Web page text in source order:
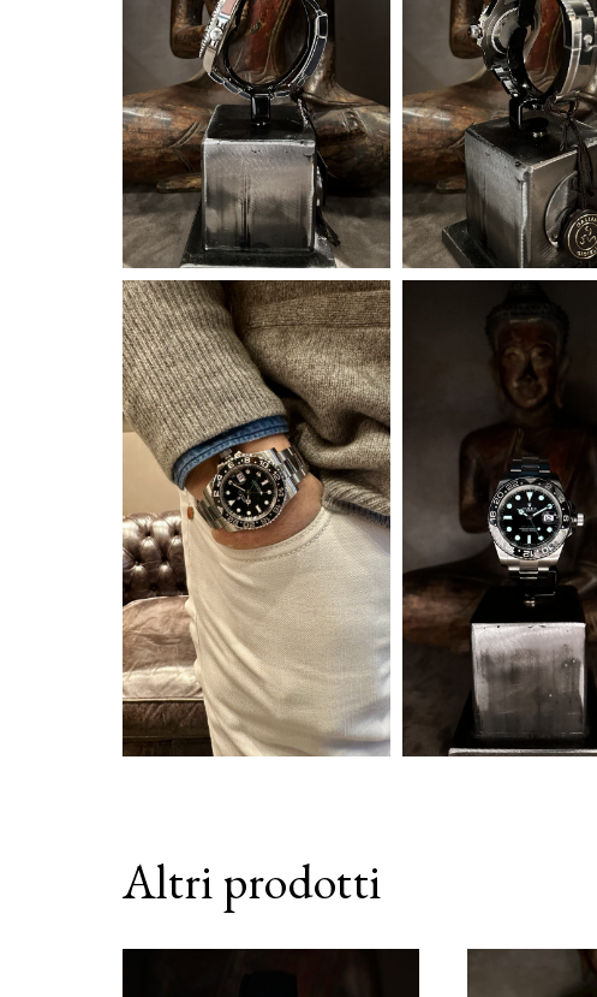
Altri prodotti